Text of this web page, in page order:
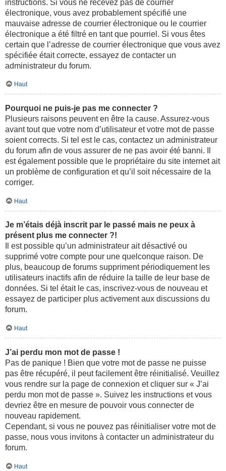
instructions. Si vous ne recevez pas de courrier
électronique, vous avez probablement spécifié une
mauvaise adresse de courrier électronique ou le courrier
électronique a été filtré en tant que pourriel. Si vous êtes
certain que l’adresse de courrier électronique que vous avez
spécifiée était correcte, essayez de contacter un
administrateur du forum.
Haut
Pourquoi ne puis-je pas me connecter ?
Plusieurs raisons peuvent en être la cause. Assurez-vous
avant tout que votre nom d’utilisateur et votre mot de passe
soient corrects. Si tel est le cas, contactez un administrateur
du forum afin de vous assurer de ne pas avoir été banni. Il
est également possible que le propriétaire du site internet ait
un problème de configuration et qu’il soit nécessaire de la
corriger.
Haut
Je m’étais déjà inscrit par le passé mais ne peux à
présent plus me connecter ?!
Il est possible qu’un administrateur ait désactivé ou
supprimé votre compte pour une quelconque raison. De
plus, beaucoup de forums suppriment périodiquement les
utilisateurs inactifs afin de réduire la taille de leur base de
données. Si tel était le cas, inscrivez-vous de nouveau et
essayez de participer plus activement aux discussions du
forum.
Haut
J’ai perdu mon mot de passe !
Pas de panique ! Bien que votre mot de passe ne puisse
pas être récupéré, il peut facilement être réinitialisé. Veuillez
vous rendre sur la page de connexion et cliquer sur « J’ai
perdu mon mot de passe ». Suivez les instructions et vous
devriez être en mesure de pouvoir vous connecter de
nouveau rapidement.
Cependant, si vous ne pouvez pas réinitialiser votre mot de
passe, nous vous invitons à contacter un administrateur du
forum.
Haut